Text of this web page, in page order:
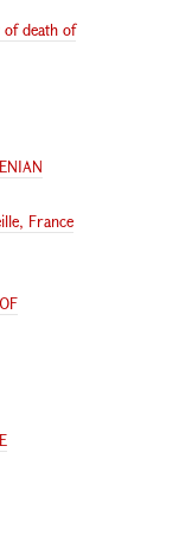
of death of
France